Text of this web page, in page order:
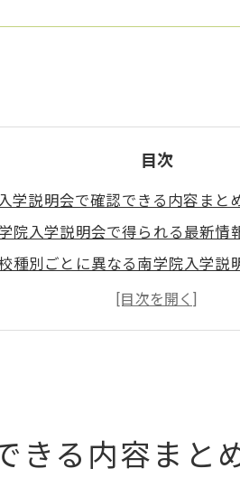
目次
学説明会で確認できる内容まと
院入学説明会で得られる最新情
種別ごとに異なる南学院入学説
学院入学説明会で質問すべきポイ
入学説明会行かない場合の情報
小学校入学前説明会と南学院入
きる内容まと